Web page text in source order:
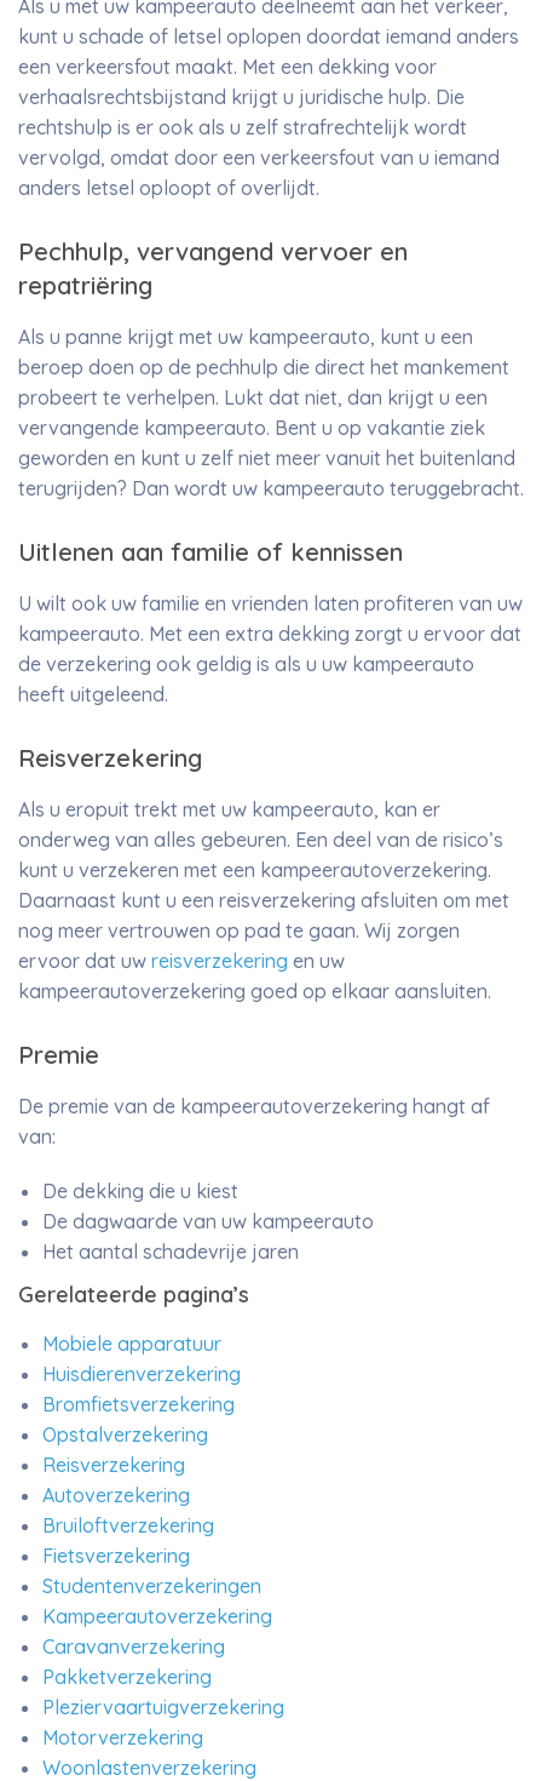
Als u met uw kampeerauto deelneemt aan het verkeer,
kunt u schade of letsel oplopen doordat iemand anders
een verkeersfout maakt. Met een dekking voor
verhaalsrechtsbijstand krijgt u juridische hulp. Die
rechtshulp is er ook als u zelf strafrechtelijk wordt
vervolgd, omdat door een verkeersfout van u iemand
anders letsel oploopt of overlijdt.
Pechhulp, vervangend vervoer en
repatriëring
Als u panne krijgt met uw kampeerauto, kunt u een
beroep doen op de pechhulp die direct het mankement
probeert te verhelpen. Lukt dat niet, dan krijgt u een
vervangende kampeerauto. Bent u op vakantie ziek
geworden en kunt u zelf niet meer vanuit het buitenland
terugrijden? Dan wordt uw kampeerauto teruggebracht.
Uitlenen aan familie of kennissen
U wilt ook uw familie en vrienden laten profiteren van uw
kampeerauto. Met een extra dekking zorgt u ervoor dat
de verzekering ook geldig is als u uw kampeerauto
heeft uitgeleend.
Reisverzekering
Als u eropuit trekt met uw kampeerauto, kan er
onderweg van alles gebeuren. Een deel van de risico’s
kunt u verzekeren met een kampeerautoverzekering.
Daarnaast kunt u een reisverzekering afsluiten om met
nog meer vertrouwen op pad te gaan. Wij zorgen
ervoor dat uw reisverzekering en uw
kampeerautoverzekering goed op elkaar aansluiten.
Premie
De premie van de kampeerautoverzekering hangt af
van:
De dekking die u kiest
De dagwaarde van uw kampeerauto
Het aantal schadevrije jaren
Gerelateerde pagina’s
Mobiele apparatuur
Huisdierenverzekering
Bromfietsverzekering
Opstalverzekering
Reisverzekering
Autoverzekering
Bruiloftverzekering
Fietsverzekering
Studentenverzekeringen
Kampeerautoverzekering
Caravanverzekering
Pakketverzekering
Pleziervaartuigverzekering
Motorverzekering
Woonlastenverzekering